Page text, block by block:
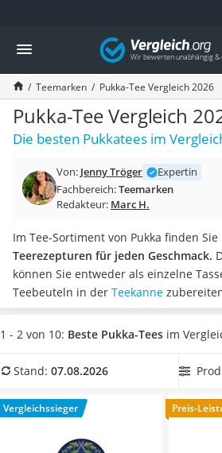
Die beliebtesten Vergleiche nach Kategorie
Lebensmittel
Schwarzkümmelöl
Knäckebrot
Schwarzkümmelöl-Kapseln
Manukahonig
Eiklar
Balsamico-Essig
Schwarzkümmelöl bio
Honig
Gemüsebrühe
Eiskaffee-Pulver
Irischer Whiskey
Grapefruitkernextrakt
Matcha-Set
MCT-Öl
Erythrit
Müsli ohne Zuckerzusatz
Vergleich
Teemarken Pukka-Tee Vergleich 2026
Pukka-Tee Vergleich
Die besten Pukkatees im
Von: Jenny Tröger
Expertin
Fachbereich:Teemarken
Redakteur: Marc H.
Im Tee-Sortiment von Pukka finden Sie
Teerezepturen für jeden Geschmack.
können Sie entweder als einzelne
Teebeuteln in der Teekanne
Ihnen am Herzen? Dann sind die
Tests im Internet genau richtig für Sie.
Vergleichstabelle. Darunter finden Sie
Stunden bei der Arbeit. Überzeugt hat
2026 besonders das Modell
Pukka
mit seinen Eigenschaften.
1 - 2 von 10: Beste Pukka-Tees im
Stand: 07.08.2026
Vergleichssieger Preis-